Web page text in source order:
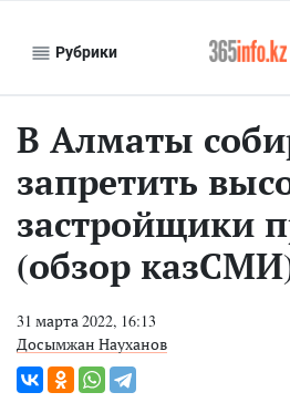
Рубрики
В Алматы
запретить
застройщики
(обзор
31 марта 2022, 16:13
Досымжан Науханов